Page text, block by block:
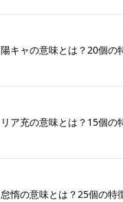
陽キャの意味とは？20個の
リア充の意味とは？15個の
怠惰の意味とは？25個の特